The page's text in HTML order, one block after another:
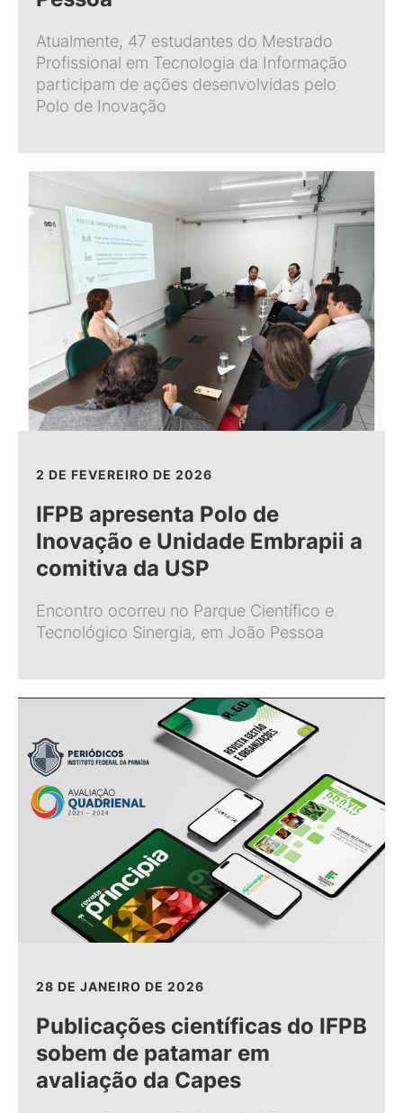
Atualmente, 47 estudantes do Mestrado
Profissional em Tecnologia da Informação
participam de ações desenvolvidas pelo
Polo de Inovação
2 DE FEVEREIRO DE 2026
IFPB apresenta Polo de
Inovação e Unidade Embrapii a
comitiva da USP
Encontro ocorreu no Parque Científico e
Tecnológico Sinergia, em João Pessoa
28 DE JANEIRO DE 2026
Publicações científicas do IFPB
sobem de patamar em
avaliação da Capes